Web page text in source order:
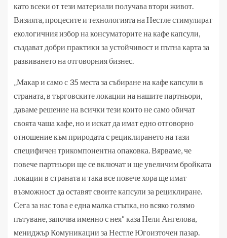
като всеки от тези материали получава втори живот.
Визията, процесите и технологията на Нестле стимулират
екологичния избор на консуматорите на кафе капсули,
създават добри практики за устойчивост и пътна карта за
развиването на отговорния бизнес.
„Макар и само с 35 места за събиране на кафе капсули в
страната, в търговските локации на нашите партньори,
даваме решение на всички тези които не само обичат
своята чаша кафе, но и искат да имат едно отговорно
отношение към природата с рециклирането на тази
специфичен трикомпонентна опаковка. Вярваме, че
повече партньори ще се включат и ще увеличим бройката
локации в страната и така все повече хора ще имат
възможност да оставят своите капсули за рециклиране.
Сега за нас това е една малка стъпка, но всяко голямо
пътуване, започва именно с нея“ каза Нели Ангелова,
мениджър Комуникации за Нестле Югоизточен пазар.